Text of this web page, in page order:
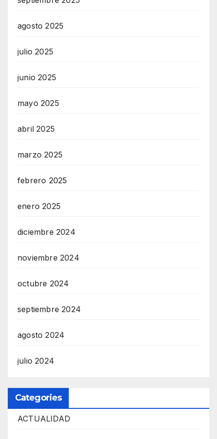
E
T
R
M
I
Z
RadioVersia
agosto 2025
julio 2025
junio 2025
mayo 2025
abril 2025
marzo 2025
febrero 2025
enero 2025
diciembre 2024
noviembre 2024
octubre 2024
septiembre 2024
agosto 2024
julio 2024
Categories
ACTUALIDAD